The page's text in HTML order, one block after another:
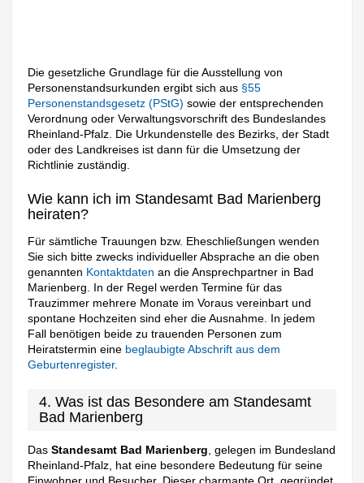
Die gesetzliche Grundlage für die Ausstellung von
Personenstandsurkunden ergibt sich aus §55
Personenstandsgesetz (PStG)sowie der entsprechenden
Verordnung oder Verwaltungsvorschrift des Bundeslandes
Rheinland-Pfalz. Die Urkundenstelle des Bezirks, der Stadt
oder des Landkreises ist dann für die Umsetzung der
Richtlinie zuständig.
Wie kann ich im Standesamt Bad Marienberg
heiraten?
Für sämtliche Trauungen bzw. Eheschließungen wenden
Sie sich bitte zwecks individueller Absprache an die oben
genannten Kontaktdaten an die Ansprechpartner in Bad
Marienberg. In der Regel werden Termine für das
Trauzimmer mehrere Monate im Voraus vereinbart und
spontane Hochzeiten sind eher die Ausnahme. In jedem
Fall benötigen beide zu trauenden Personen zum
Heiratstermin eine beglaubigte Abschrift aus dem
Geburtenregister.
4. Was ist das Besondere am Standesamt
Bad Marienberg
DasStandesamt Bad Marienberg, gelegen im Bundesland
Rheinland-Pfalz, hat eine besondere Bedeutung für seine